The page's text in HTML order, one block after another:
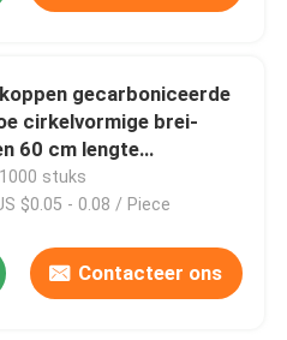
gecarboniceerde
cirkelvormige brei-
60 cm lengte
buis
stuks
$0.05 - 0.08 / Piece
Contacteer ons